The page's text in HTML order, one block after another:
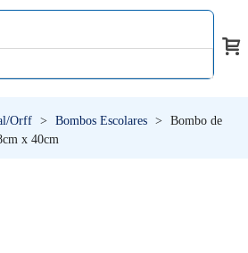
Orff > Bombos Escolares >
Bombo de
x 40cm